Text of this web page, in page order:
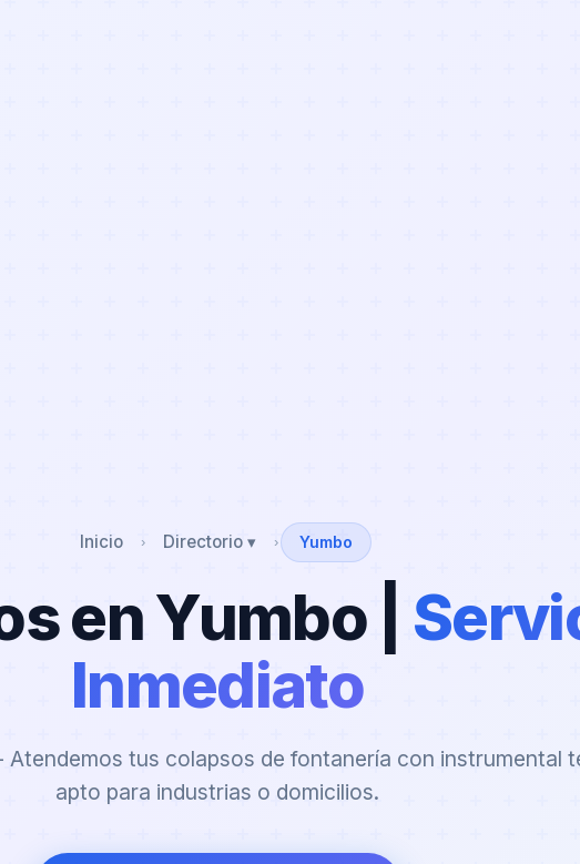
Inicio › Directorio ▾ › Yumbo
en Yumbo |
Inmediato
Atendemos tus colapsos de fontanería con instrumental
apto para industrias o domicilios.